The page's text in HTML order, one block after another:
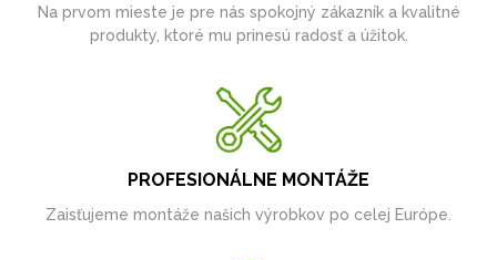
Na prvom mieste je pre nás spokojný zákazník a kvalitné
produkty, ktoré mu prinesú radosť a úžitok.
PROFESIONÁLNE MONTÁŽE
Zaisťujeme montáže našich výrobkov po celej Európe.